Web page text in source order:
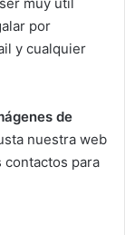
por
y cualquier
de
nuestra web
contactos para